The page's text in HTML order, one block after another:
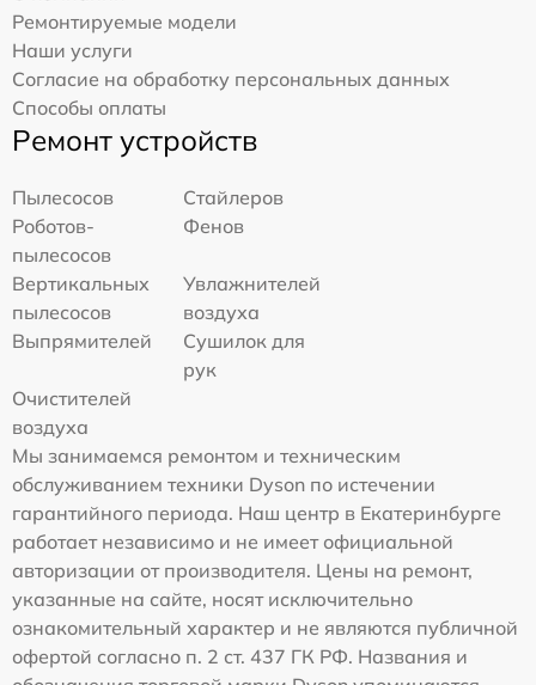
Ремонтируемые модели
Наши услуги
Согласие на обработку персональных данных
Способы оплаты
Ремонт устройств
Пылесосов
Стайлеров
Роботов-
пылесосов
Фенов
Вертикальных
пылесосов
Увлажнителей
воздуха
Выпрямителей
Сушилок для
рук
Очистителей
воздуха
Мы занимаемся ремонтом и техническим
обслуживанием техники Dyson по истечении
гарантийного периода. Наш центр в Екатеринбурге
работает независимо и не имеет официальной
авторизации от производителя. Цены на ремонт,
указанные на сайте, носят исключительно
ознакомительный характер и не являются публичной
офертой согласно п. 2 ст. 437 ГК РФ. Названия и